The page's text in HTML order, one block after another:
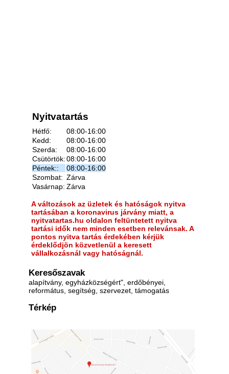
Nyitvatartás
Hétfő:
08:00-16:00
Kedd:
08:00-16:00
Szerda:
08:00-16:00
Csütörtök:08:00-16:00
Péntek::
08:00-16:00
Szombat: Zárva
Vasárnap: Zárva
A változások az üzletek és hatóságok nyitva
tartásában a koronavirus járvány miatt, a
nyitvatartas.hu oldalon feltüntetett nyitva
tartási idők nem minden esetben relevánsak. A
pontos nyitva tartás érdekében kérjük
érdeklődjön közvetlenül a keresett
vállalkozásnál vagy hatóságnál.
Keresőszavak
alapítvány, egyházközségért", erdőbényei,
református, segítség, szervezet, támogatás
Térkép